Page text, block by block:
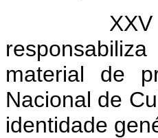
XXV -
material de
Nacional de
identidade